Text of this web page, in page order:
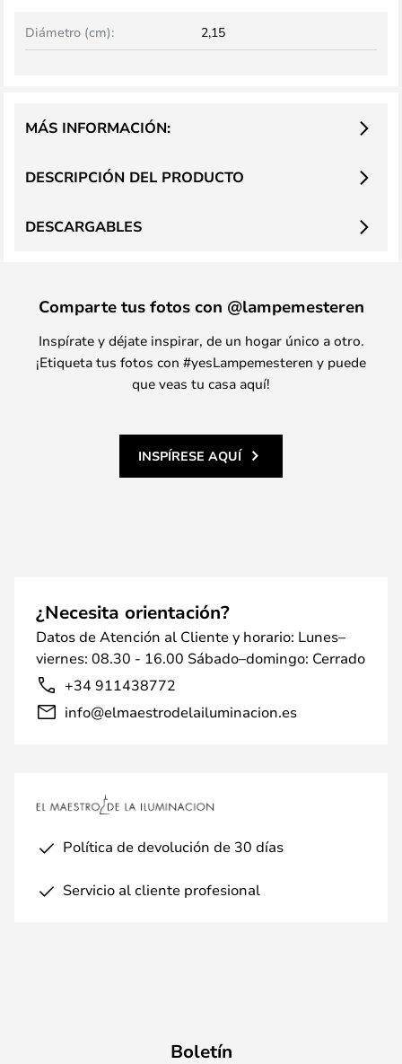
Diámetro (cm): 2,15
DESCRIPCIÓN DEL PRODUCTO
MÁS INFORMACIÓN:
DESCARGABLES
Comparte tus fotos con @lampemesteren
Inspírate y déjate inspirar, de un hogar único a otro.
¡Etiqueta tus fotos con #yesLampemesteren y puede
que veas tu casa aquí!
INSPÍRESE AQUÍ
¿Necesita orientación?
Datos de Atención al Cliente y horario: Lunes–
viernes: 08.30 - 16.00 Sábado–domingo: Cerrado
+34 911438772
info@elmaestrodelailuminacion.es
Política de devolución de 30 días
Servicio al cliente profesional
Boletín